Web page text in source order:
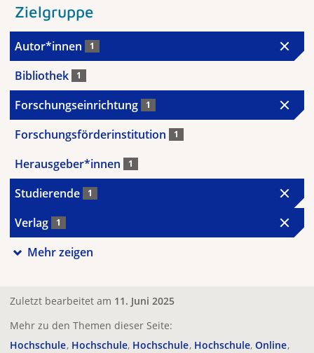
Zielgruppe
Autor*innen 1
Bibliothek 1
Forschungseinrichtung 1
Forschungsförderinstitution 1
Herausgeber*innen 1
Studierende 1
Verlag 1
Mehr zeigen
Zuletzt bearbeitet am 11. Juni 2025
Mehr zu den Themen dieser Seite:
Hochschule Hochschule Hochschule Hochschule Online